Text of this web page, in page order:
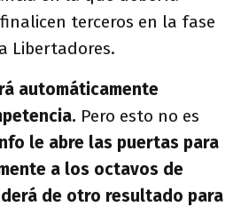
terceros en la fase
Libertadores.
automáticamente
Pero esto no es
le abre las puertas para
a los octavos de
de otro resultado para